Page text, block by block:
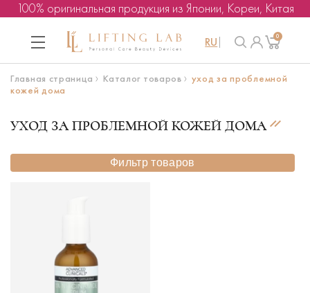
100% оригинальная продукция из Японии, Кореи, Китая
RU 0
Главная страница Каталог товаров
уход за проблемной
кожей дома
УХОД ЗА ПРОБЛЕМНОЙ КОЖЕЙ ДОМА
Фильтр товаров